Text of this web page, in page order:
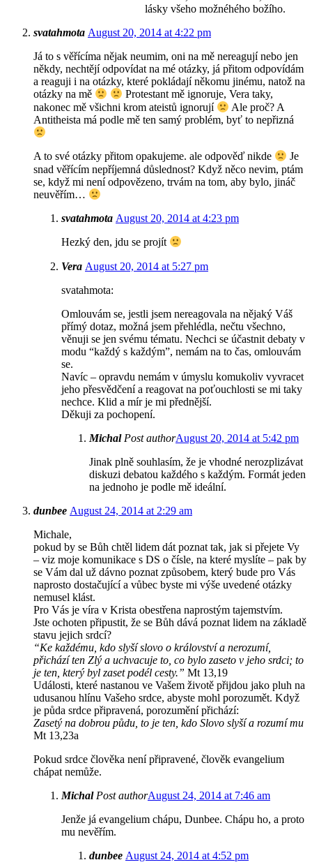
lásky všeho možnéhého božího.
svatahmota August 20, 2014 at 4:22 pm
Já to s věřícíma nějak neumim, oni na mě nereagují nebo jen
někdy, nechtějí odpovídat na mé otázky, já přitom odpovídám
a reaguji i na otázky, které pokládají někomu jinému, natož na
otázky na mě
Protestant mě ignoruje, Vera taky,
nakonec mě všichni krom ateistů ignorují
Ale proč? A
Antitheista má podle mě ten samý problém, byť to nepřizná
A to své otázky přitom opakujeme. ale odpověď nikde
Je
snad věřícím nepříjemná důslednost? Když něco nevim, ptám
se, když mi není odpovězeno, trvám na tom, aby bylo, jináč
neuvěřím…
svatahmota August 20, 2014 at 4:23 pm
Hezký den, jdu se projít
Vera August 20, 2014 at 5:27 pm
svatahmota:
Omlouvám se, jestli jsem nereagovala na nějaký Váš
přímý dotaz, možná jsem přehlédla, nečtu všechno,
věnuji se jen svému tématu. Nechci se účastnit debaty v
modu “každý s každým”, nemám na to čas, omlouvám
se.
Navíc – opravdu nemám v úmyslu komukoliv vyvracet
jeho přesvědčení a reagovat na poťouchlosti se mi taky
nechce. Klid a mír je mi přednější.
Děkuji za pochopení.
Michal Post authorAugust 20, 2014 at 5:42 pm
Jinak plně souhlasím, že je vhodné nerozplizávat
diskuzi debatou každého s každým. Formát jeden
na jednoho je podle mě ideální.
dunbee August 24, 2014 at 2:29 am
Michale,
pokud by se Bůh chtěl lidem dát poznat tak, jak si přejete Vy
– viz moje komunikace s DS o čísle, na které myslíte – pak by
se Vám dal už dávno poznat způsobem, který bude pro Vás
naprosto dostačující a vůbec byste mi výše uvedené otázky
nemusel klást.
Pro Vás je víra v Krista obestřena naprostým tajemstvím.
Jste ochoten připustit, že se Bůh dává poznat lidem na základě
stavu jejich srdcí?
“Ke každému, kdo slyší slovo o království a nerozumí,
přichází ten Zlý a uchvacuje to, co bylo zaseto v jeho srdci; to
je ten, který byl zaset podél cesty.” Mt 13,19
Události, které nastanou ve Vašem životě přijdou jako pluh na
udusanou hlínu Vašeho srdce, abyste mohl porozumět. Když
je půda srdce připravená, porozumění přichází:
Zasetý na dobrou půdu, to je ten, kdo Slovo slyší a rozumí mu
Mt 13,23a
Pokud srdce člověka není připravené, člověk evangelium
chápat nemůže.
Michal Post authorAugust 24, 2014 at 7:46 am
Jenže já evangelium chápu, Dunbee. Chápu ho, a proto
mu nevěřím.
dunbee August 24, 2014 at 4:52 pm